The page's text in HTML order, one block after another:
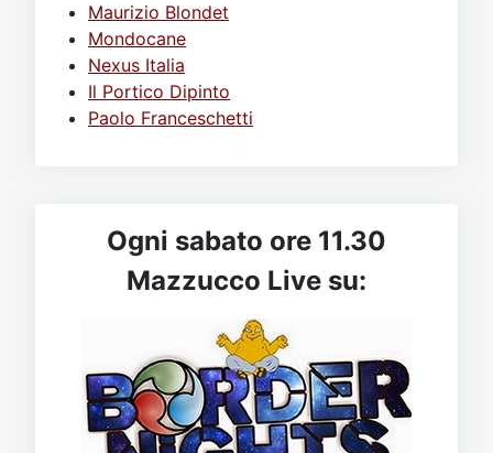
Maurizio Blondet
Mondocane
Nexus Italia
Il Portico Dipinto
Paolo Franceschetti
Ogni sabato ore 11.30
Mazzucco Live su: